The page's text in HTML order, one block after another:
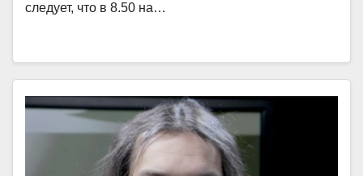
следует, что в 8.50 на…